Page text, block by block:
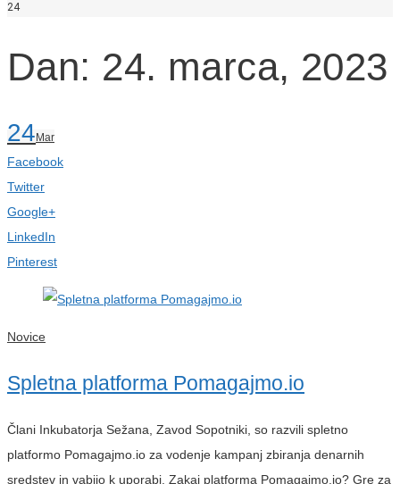
24
Dan: 24. marca, 2023
24 Mar
Facebook
Twitter
Google+
LinkedIn
Pinterest
Novice
Spletna platforma Pomagajmo.io
Člani Inkubatorja Sežana, Zavod Sopotniki, so razvili spletno
platformo Pomagajmo.io za vodenje kampanj zbiranja denarnih
sredstev in vabijo k uporabi. Zakaj platforma Pomagajmo.io? Gre za